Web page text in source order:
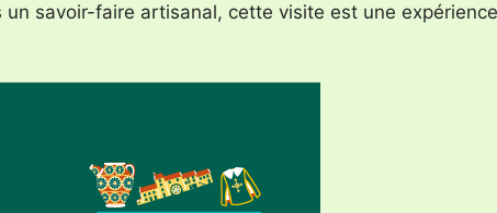
savoir-faire artisanal, cette visite est une